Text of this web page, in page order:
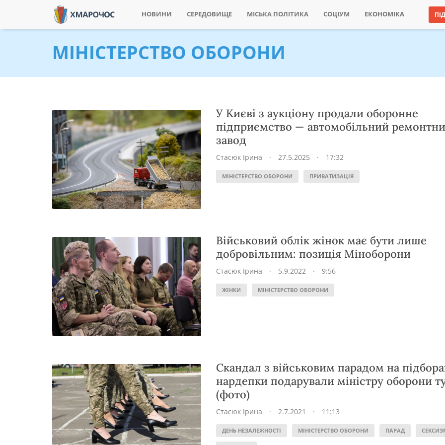
НОВИНИ СЕРЕДОВИЩЕ МІСЬКА ПОЛІТИКА СОЦІУМ ЕКОНОМІКА
МІНІСТЕРСТВО ОБОРОНИ
У Києві з аукціону продали оборонне
підприємство — автомобільний
завод
Стасюк Ірина · 27.5.2025 · 17:32
МІНІСТЕРСТВО ОБОРОНИ ПРИВАТИЗАЦІЯ
Військовий облік жінок має бути лише
добровільним: позиція Міноборони
Стасюк Ірина · 5.9.2022 · 9:56
ЖІНКИ МІНІСТЕРСТВО ОБОРОНИ
Скандал з військовим парадом на
нардепки подарували міністру оборони
(фото)
Стасюк Ірина · 2.7.2021 · 11:13
ДЕНЬ НЕЗАЛЕЖНОСТІ МІНІСТЕРСТВО ОБОРОНИ ПАРАД